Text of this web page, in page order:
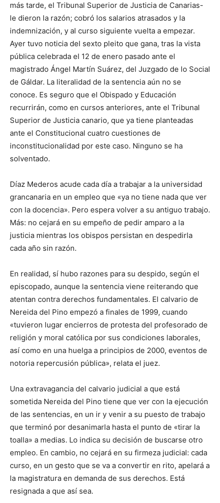
más tarde, el Tribunal Superior de Justicia de Canarias-
le dieron la razón; cobró los salarios atrasados y la
indemnización, y al curso siguiente vuelta a empezar.
Ayer tuvo noticia del sexto pleito que gana, tras la vista
pública celebrada el 12 de enero pasado ante el
magistrado Ángel Martín Suárez, del Juzgado de lo Social
de Gáldar. La literalidad de la sentencia aún no se
conoce. Es seguro que el Obispado y Educación
recurrirán, como en cursos anteriores, ante el Tribunal
Superior de Justicia canario, que ya tiene planteadas
ante el Constitucional cuatro cuestiones de
inconstitucionalidad por este caso. Ninguno se ha
solventado.
Díaz Mederos acude cada día a trabajar a la universidad
grancanaria en un empleo que «ya no tiene nada que ver
con la docencia». Pero espera volver a su antiguo trabajo.
Más: no cejará en su empeño de pedir amparo a la
justicia mientras los obispos persistan en despedirla
cada año sin razón.
En realidad, sí hubo razones para su despido, según el
episcopado, aunque la sentencia viene reiterando que
atentan contra derechos fundamentales. El calvario de
Nereida del Pino empezó a finales de 1999, cuando
«tuvieron lugar encierros de protesta del profesorado de
religión y moral católica por sus condiciones laborales,
así como en una huelga a principios de 2000, eventos de
notoria repercusión pública», relata el juez.
Una extravagancia del calvario judicial a que está
sometida Nereida del Pino tiene que ver con la ejecución
de las sentencias, en un ir y venir a su puesto de trabajo
que terminó por desanimarla hasta el punto de «tirar la
toalla» a medias. Lo indica su decisión de buscarse otro
empleo. En cambio, no cejará en su firmeza judicial: cada
curso, en un gesto que se va a convertir en rito, apelará a
la magistratura en demanda de sus derechos. Está
resignada a que así sea.